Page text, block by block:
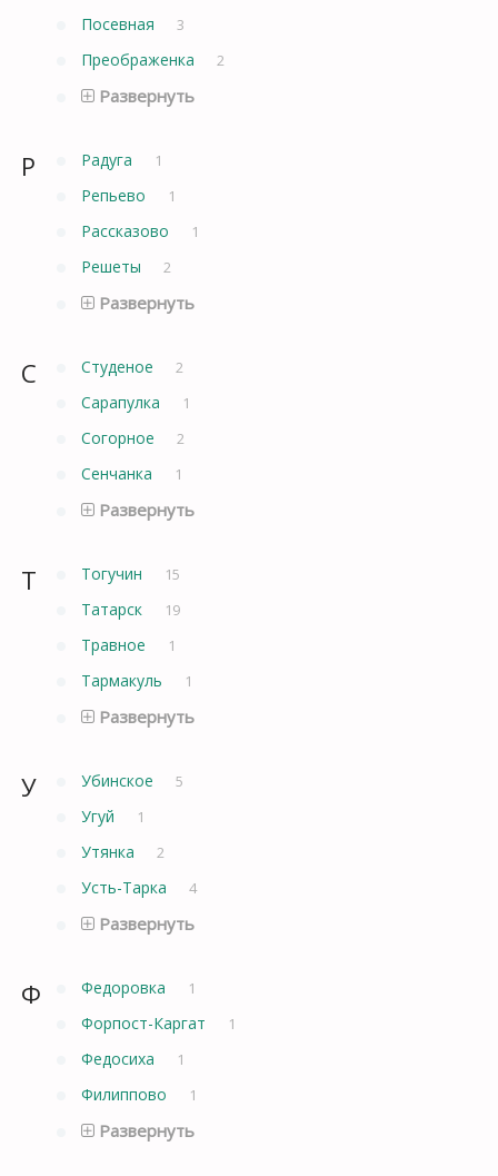
Посевная 3
Преображенка 2
Развернуть
Р Радуга 1
Репьево 1
Рассказово 1
Решеты 2
Развернуть
С Студеное 2
Сарапулка 1
Согорное 2
Сенчанка 1
Развернуть
Т Тогучин 15
Татарск 19
Травное 1
Тармакуль 1
Развернуть
У Убинское 5
Угуй 1
Утянка 2
Усть-Тарка 4
Развернуть
Ф Федоровка 1
Форпост-Каргат 1
Федосиха 1
Филиппово 1
Развернуть